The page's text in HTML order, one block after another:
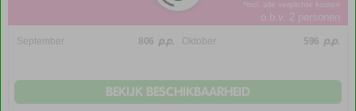
*incl. alle verplichte kosten
o.b.v. 2 personen
September 806 p.p. Oktober 596 p.p.
BEKIJK BESCHIKBAARHEID